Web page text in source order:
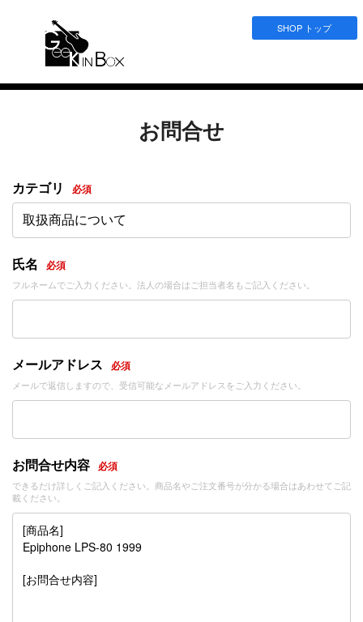
SHOP トップ
お問合せ
カテゴリ 必須
取扱商品について
氏名 必須
フルネームでご入力ください。法人の場合はご担当者名もご記入ください。
メールアドレス 必須
メールで返信しますので、受信可能なメールアドレスをご入力ください。
お問合せ内容 必須
できるだけ詳しくご記入ください。商品名やご注文番号が分かる場合はあわせてご記
載ください。